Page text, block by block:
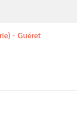
- Guéret